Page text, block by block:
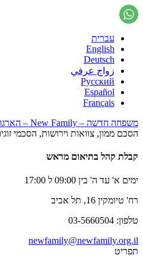
עברית
English
Deutsch
زواج عرفي
Русский
Español
Français
משפחה חדשה – New Family – הארגון לקידום זכויות המשפחה
הסכם ממון, צוואות וירושות, הסכמי
קבלת קהל בתיאום מראש
ימים א' עד ה' בין 09:00 ל 17:00
רח' טיומקין 16, תל אביב
טלפון: 03-5660504
newfamily@newfamily.org.il
תפריט